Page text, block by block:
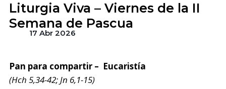
Liturgia Viva – Viernes de la II
Semana de Pascua
17 Abr 2026
Pan para compartir – Eucaristía
(Hch 5,34-42; Jn 6,1-15)